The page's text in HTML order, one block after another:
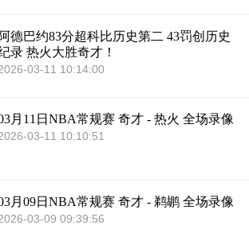
阿德巴约83分超科比历史第二 43罚创历史
录 热火大胜奇才！
03-11 10:14:00
月11日NBA常规赛 奇才 - 热火 全场录像
03-11 10:10:51
月09日NBA常规赛 奇才 - 鹈鹕 全场录像
03-09 09:39:56